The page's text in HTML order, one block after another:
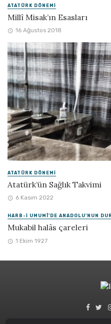
ATATÜRK DÖNEMI
Millî Misak’ın Esasları
16 Ağustos 2018
ATATÜRK DÖNEMI
Atatürk’ün Sağlık Takvimi
6 Kasım 2022
HARB-I UMUMÎ’DE ANADOLU’NUN
Mukabil halâs çareleri
1 Ekim 1927